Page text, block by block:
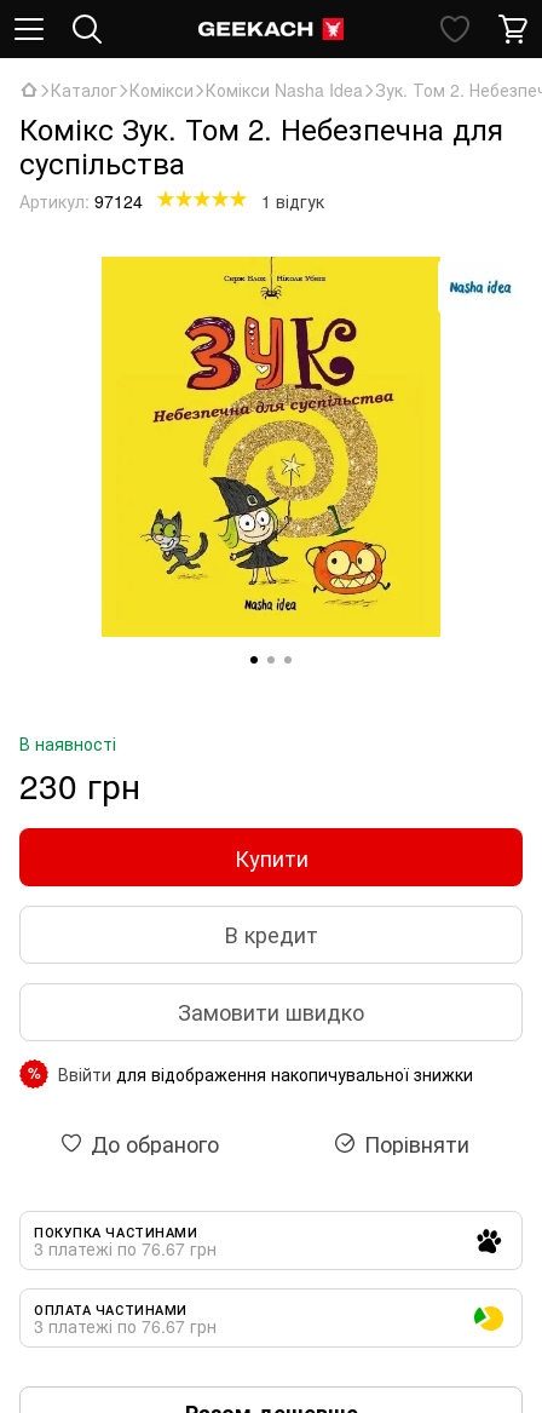
Каталог Комікси Комікси Nasha Idea Зук. Том 2.
Комікс Зук. Том 2. Небезпечна для
суспільства
Артикул: 97124 1 відгук
В наявності
230 грн
Купити
В кредит
Замовити швидко
% Ввійти для відображення накопичувальної знижки
До обраного Порівняти
ПОКУПКА ЧАСТИНАМИ
3 платежі по 76.67 грн
ОПЛАТА ЧАСТИНАМИ
3 платежі по 76.67 грн